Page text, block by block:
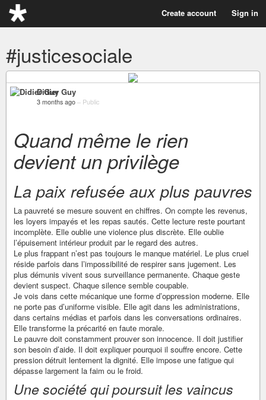
Create account Sign in
#justicesociale
Didier Guy
3 months ago – Public
Quand même le rien
devient un privilège
La paix refusée aux plus pauvres
La pauvreté se mesure souvent en chiffres. On compte les revenus,
les loyers impayés et les repas sautés. Cette lecture reste pourtant
incomplète. Elle oublie une violence plus discrète. Elle oublie
l’épuisement intérieur produit par le regard des autres.
Le plus frappant n’est pas toujours le manque matériel. Le plus cruel
réside parfois dans l’impossibilité de respirer sans jugement. Les
plus démunis vivent sous surveillance permanente. Chaque geste
devient suspect. Chaque silence semble coupable.
Je vois dans cette mécanique une forme d’oppression moderne. Elle
ne porte pas d’uniforme visible. Elle agit dans les administrations,
dans certains médias et parfois dans les conversations ordinaires.
Elle transforme la précarité en faute morale.
Le pauvre doit constamment prouver son innocence. Il doit justifier
son besoin d’aide. Il doit expliquer pourquoi il souffre encore. Cette
pression détruit lentement la dignité. Elle impose une fatigue qui
dépasse largement la faim ou le froid.
Une société qui poursuit les vaincus